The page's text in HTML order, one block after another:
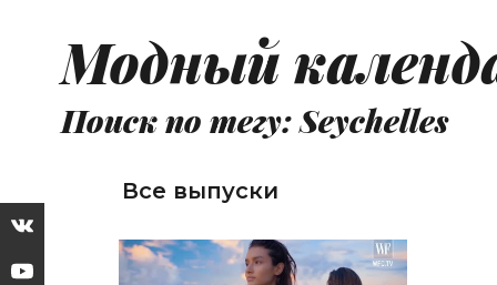
Модный
Поиск по тегу: Seychelles
Все выпуски